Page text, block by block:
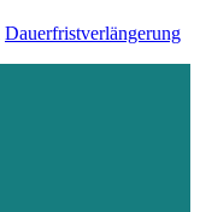
Dauerfristverlängerung